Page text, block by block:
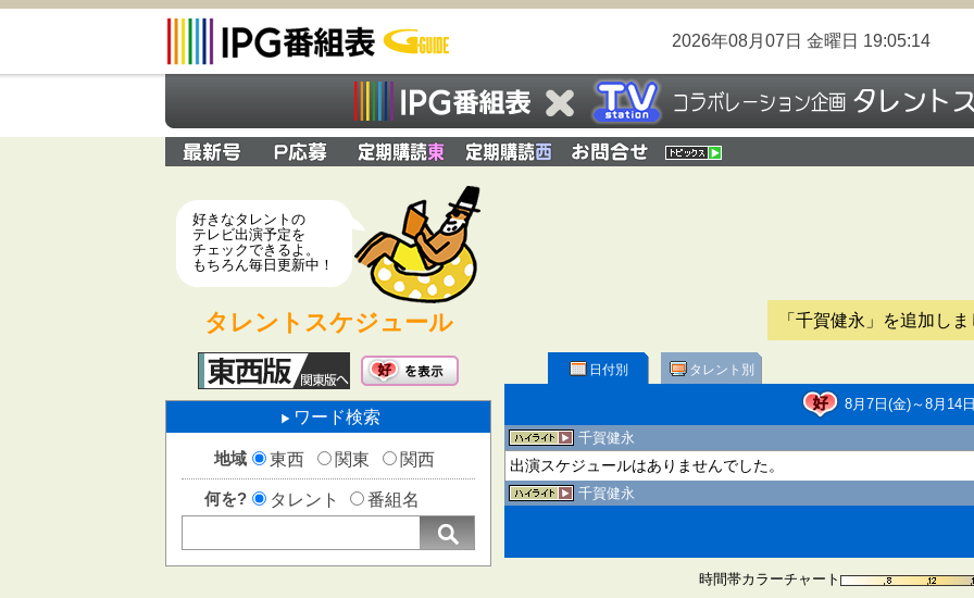
2026年08月07日 金曜日 19:05:15
好きなタレントの
テレビ出演予定を
チェックできるよ。
もちろん毎日更新中！
タレントスケジュール
ワード検索
地域 東西 関東 関西
何を? タレント 番組名
「千賀健永」を追加しま
日付別 タレント別
8月7日(金)～8月14
千賀健永
出演スケジュールはありませんでした。
千賀健永
時間帯カラーチャート